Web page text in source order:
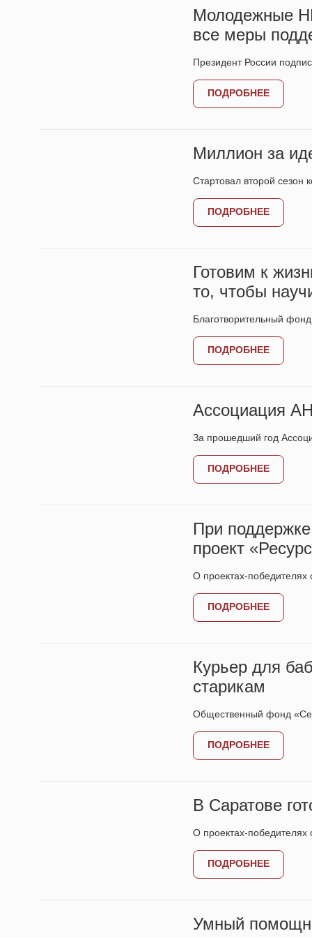
Молодежные
все меры
Президент России
ПОДРОБНЕЕ
Миллион за
Стартовал второй
ПОДРОБНЕЕ
Готовим к
то, чтобы
Благотворительный
ПОДРОБНЕЕ
Ассоциация
За прошедший год
ПОДРОБНЕЕ
При
проект
О проектах-победителях
ПОДРОБНЕЕ
Курьер для
старикам
Общественный фонд
ПОДРОБНЕЕ
В Саратове
О проектах-победителях
ПОДРОБНЕЕ
Умный